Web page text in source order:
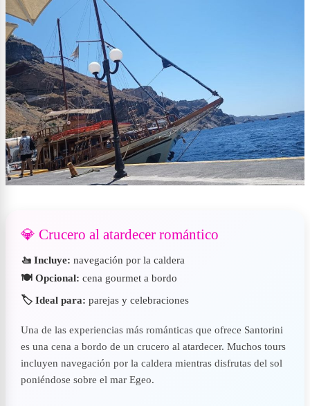
💎 Crucero al atardecer romántico
🚤 Incluye: navegación por la caldera
🍽️ Opcional: cena gourmet a bordo
🏷️ Ideal para: parejas y celebraciones
Una de las experiencias más románticas que ofrece Santorini
es una cena a bordo de un crucero al atardecer. Muchos tours
incluyen navegación por la caldera mientras disfrutas del sol
poniéndose sobre el mar Egeo.